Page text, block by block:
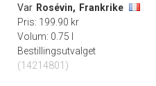
Var Rosévin, Frankrike
Pris: 199.90 kr
Volum: 0.75 l
Bestillingsutvalget
(14214801)